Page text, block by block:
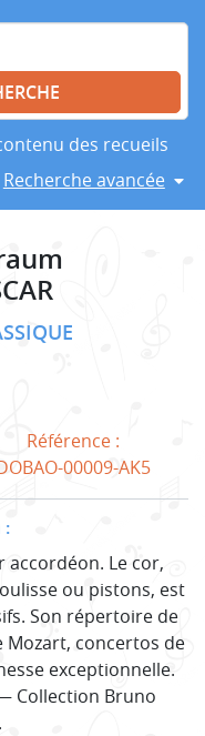
des recueils
Recherche avancée
Référence :
00009-AK5
:
accordéon. Le cor,
ou pistons, est
Son répertoire de
concertos de
exceptionnelle.
Collection Bruno